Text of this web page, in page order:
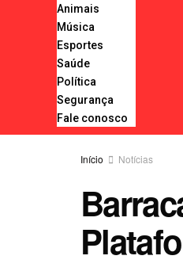
Animais
Música
Esportes
Saúde
Política
Segurança
Fale conosco
Início Notícias